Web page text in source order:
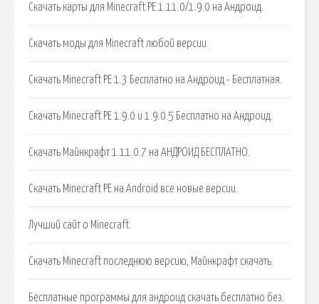
Скачать карты для Minecraft PE 1.11.0/1.9.0 на Андроид.
Скачать моды для Minecraft любой версии.
Скачать Minecraft PE 1.3 Бесплатно на Андроид - Бесплатная.
Скачать Minecraft PE 1.9.0 и 1.9.0.5 Бесплатно на Андроид.
Скачать Майнкрафт 1.11.0.7 на АНДРОИД БЕСПЛАТНО.
Скачать Minecraft PE на Android все новые версии.
Лучший сайт о Minecraft.
Скачать Minecraft последнюю версию, Майнкрафт скачать.
Бесплатные программы для андроид скачать бесплатно без.